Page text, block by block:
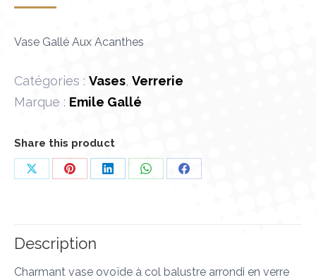
Vase Gallé Aux Acanthes
Catégories : Vases, Verrerie
Marque : Emile Gallé
Share this product
PartagerPartagerPartagerPartagerPartager
Description
Charmant vase ovoïde à col balustre arrondi en verre